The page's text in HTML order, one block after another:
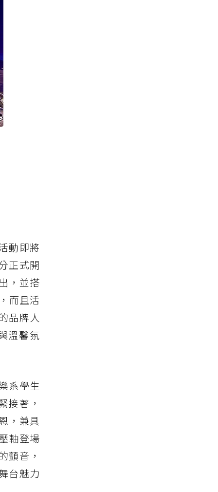
動即將
正式開
，並搭
而且活
品牌人
溫馨氛
系學生
接著，
，兼具
軸登場
顫音，
台魅力